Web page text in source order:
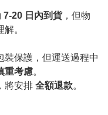
7-20 日內到貨，但物
。
裝保護，但運送過程中
重考慮。
將安排 全額退款。